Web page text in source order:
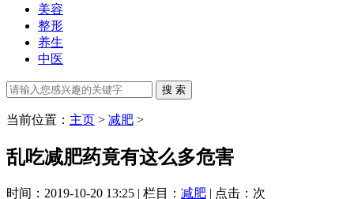
美容
整形
养生
中医
当前位置： 主页 > 减肥 >
乱吃减肥药竟有这么多危害
时间：2019-10-20 13:25 | 栏目： 减肥 | 点击： 次